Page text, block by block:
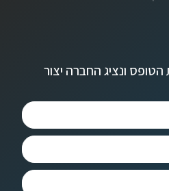
ונציג החברה יצור